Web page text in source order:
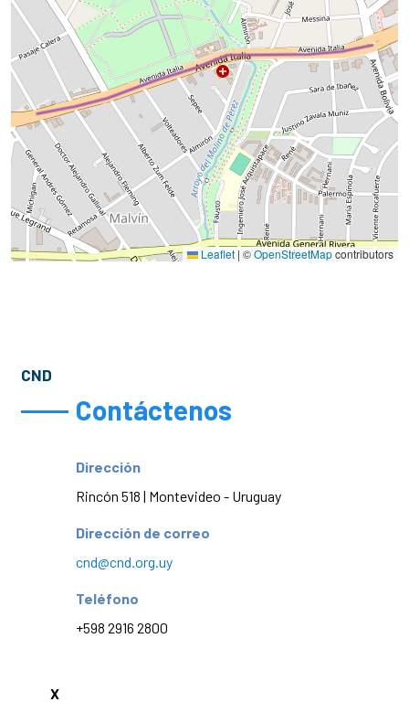
Leaflet | ©OpenStreetMapcontributors
CND
Contáctenos
Dirección
Rincón 518 | Montevideo - Uruguay
Dirección de correo
cnd@cnd.org.uy
Teléfono
+598 2916 2800
X